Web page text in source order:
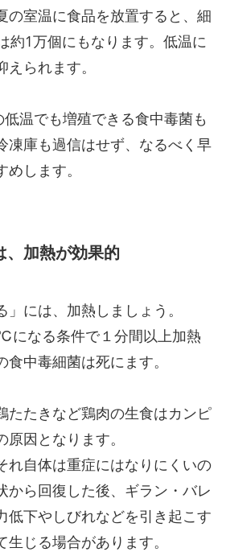
の室温に食品を放置すると、細
約1万個にもなります。低温に
られます。
温でも増殖できる食中毒菌も
凍庫も過信はせず、なるべく早
します。
、加熱が効果的
には、加熱しましょう。
になる条件で１分間以上加熱
中毒細菌は死にます。
たたきなど鶏肉の生食はカンピ
因となります。
れ自体は重症にはなりにくいの
から回復した後、ギラン・バレ
低下やしびれなどを引き起こす
じる場合があります。